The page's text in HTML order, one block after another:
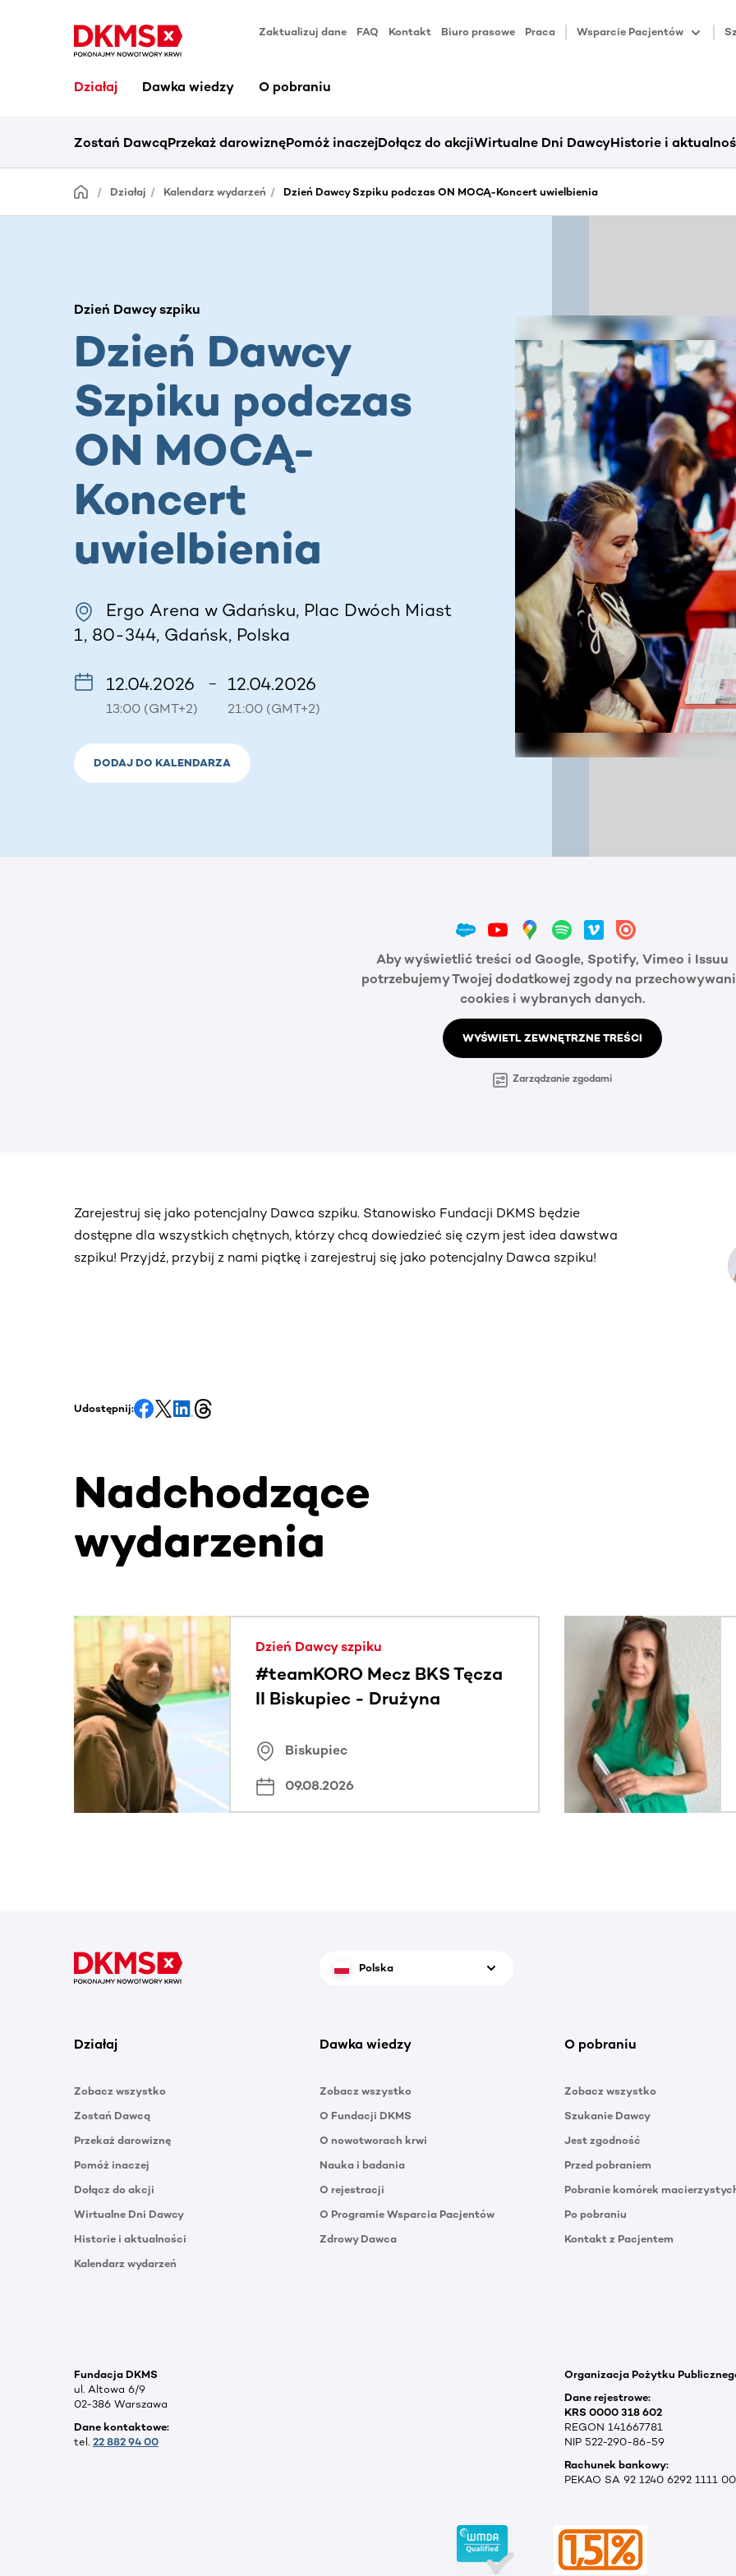
Zaktualizuj dane FAQ Kontakt Biuro prasowe Praca Wsparcie Pacjentów
Działaj Dawka wiedzy O pobraniu
Zostań DawcąPrzekaż darowiznęPomóż inaczejDołącz do akcjiWirtualne Dni DawcyHistorie i
Działaj Kalendarz wydarzeń Dzień Dawcy Szpiku podczas ON MOCĄ-Koncert uwielbienia
Dzień Dawcy szpiku
Dzień Dawcy
Szpiku podczas
ON MOCĄ-
Koncert
uwielbienia
Ergo Arena w Gdańsku, Plac Dwóch Miast
1, 80-344, Gdańsk, Polska
12.04.2026
13:00 (GMT+2)
– 12.04.2026
21:00 (GMT+2)
DODAJ DO KALENDARZA
Aby wyświetlić treści od Google, Spotify, Vimeo i Issuu
potrzebujemy Twojej dodatkowej zgody na
cookies i wybranych danych.
WYŚWIETL ZEWNĘTRZNE TREŚCI
Zarządzanie zgodami
Zarejestruj się jako potencjalny Dawca szpiku. Stanowisko Fundacji DKMS będzie
dostępne dla wszystkich chętnych, którzy chcą dowiedzieć się czym jest idea dawstwa
szpiku! Przyjdź, przybij z nami piątkę i zarejestruj się jako potencjalny Dawca szpiku!
Udostępnij:
Nadchodzące
wydarzenia
Ta sekcja zawiera treści przewijane w poziomie. Użyj klawisza Tab lub przesuń palcem, aby zobaczyć
Dzień Dawcy szpiku
#teamKORO Mecz BKS Tęcza
II Biskupiec - Drużyna
Biskupiec
09.08.2026
Polska
Działaj
Zobacz wszystko
Zostań Dawcą
Przekaż darowiznę
Pomóż inaczej
Dołącz do akcji
Wirtualne Dni Dawcy
Historie i aktualności
Kalendarz wydarzeń
Dawka wiedzy
Zobacz wszystko
O Fundacji DKMS
O nowotworach krwi
Nauka i badania
O rejestracji
O Programie Wsparcia Pacjentów
Zdrowy Dawca
O pobraniu
Zobacz wszystko
Szukanie Dawcy
Jest zgodność
Przed pobraniem
Pobranie komórek
Po pobraniu
Kontakt z Pacjentem
Fundacja DKMS
ul. Altowa 6/9
02-386 Warszawa
Dane kontaktowe:
tel. 22 882 94 00
Organizacja Pożytku
Dane rejestrowe:
KRS 0000 318 602
REGON 141667781
NIP 522-290-86-59
Rachunek bankowy:
PEKAO SA 92 1240 6292 1111